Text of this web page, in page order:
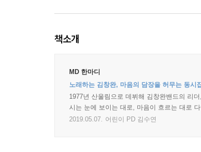
책소개
MD 한마디
노래하는 김창완, 마음의 담장을 허무는 동시집
1977년 산울림으로 데뷔해 김창완밴드의 리
시는 눈에 보이는 대로, 마음이 흐르는 대로
2019.05.07. 어린이 PD 김수연